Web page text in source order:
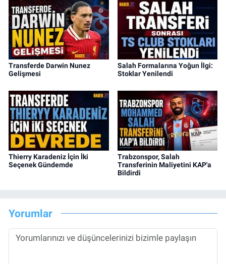
Transferde Darwin Nunez
Gelişmesi
Salah Formalarına Yoğun İlgi:
Stoklar Yenilendi
Thierry Karadeniz İçin İki
Seçenek Gündemde
Trabzonspor, Salah
Transferinin Maliyetini KAP'a
Bildirdi
Yorumlar